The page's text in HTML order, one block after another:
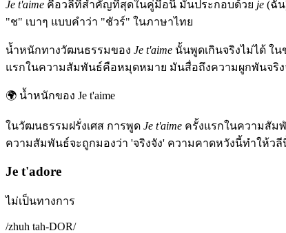
Je t'aime คือวลีที่สำคัญที่สุดในคู่มือนี้ มันประกอบด้วย je (ฉัน
"ช" เบาๆ แบบคำว่า "ชัวร์" ในภาษาไทย
น้ำหนักทางวัฒนธรรมของ Je t'aime นั้นพูดเกินจริงไม่ได้ ใ
แรกในความสัมพันธ์คือหมุดหมาย มันสื่อถึงความผูกพันจริ
🌍 น้ำหนักของ Je t'aime
ในวัฒนธรรมฝรั่งเศส การพูด Je t'aime ครั้งแรกในความสัม
ความสัมพันธ์จะถูกมองว่า 'จริงจัง' ความคาดหวังนี้ทำให้ว
Je t'adore
ไม่เป็นทางการ
/zhuh tah-DOR/